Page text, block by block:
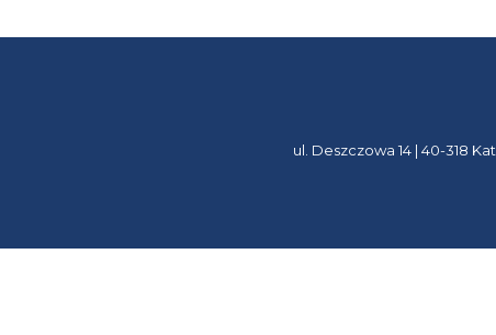
ul. Deszczowa 14 | 40-318